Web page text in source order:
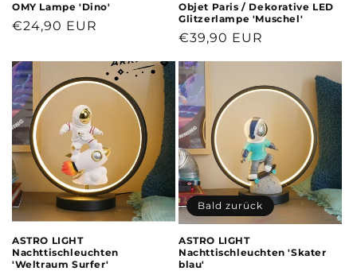
OMY Lampe 'Dino'
Normaler
€24,90 EUR
Objet Paris / Dekorative LED
Glitzerlampe 'Muschel'
Normaler
€39,90 EUR
ASTRO LIGHT
Nachttischleuchten
'Weltraum Surfer'
Bald zurück
ASTRO LIGHT
Nachttischleuchten 'Skater
blau'